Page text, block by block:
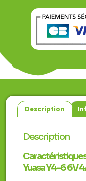
Description
Description
Yuasa Y4-6 6V